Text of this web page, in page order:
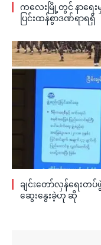
ကလေးမြို့တွင် နာရေး
ပြင်းထန်စွာဒဏ်ရာရရှိ
ချင်းတော်လှန်ရေးတ
ဆွေးနွေးခဲ့ဟု ဆို